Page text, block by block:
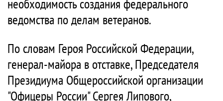
необходимость создания федерального
ведомства по делам ветеранов.
По словам Героя Российской Федерации,
генерал-майора в отставке, Председателя
Президиума Общероссийской организации
"Офицеры России" Сергея Липового,